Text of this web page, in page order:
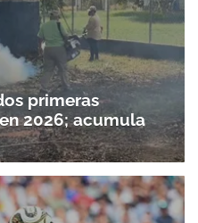
primeras
2026; acumula